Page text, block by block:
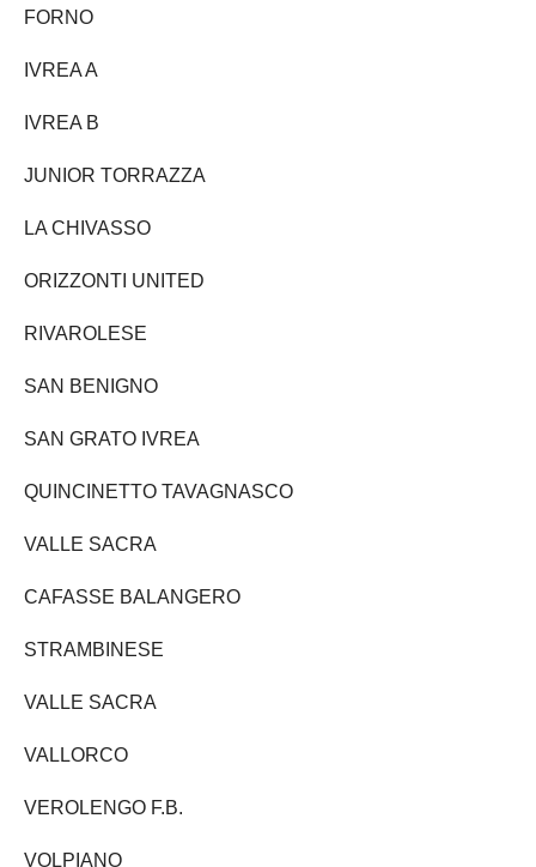
FORNO
IVREA A
IVREA B
JUNIOR TORRAZZA
LA CHIVASSO
ORIZZONTI UNITED
RIVAROLESE
SAN BENIGNO
SAN GRATO IVREA
QUINCINETTO TAVAGNASCO
VALLE SACRA
CAFASSE BALANGERO
STRAMBINESE
VALLE SACRA
VALLORCO
VEROLENGO F.B.
VOLPIANO